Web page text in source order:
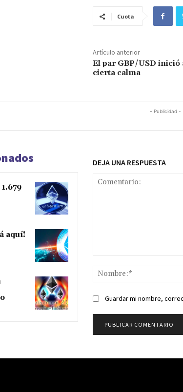
Cuota
Artículo anterior
El par GBP/USD inició
cierta calma
- Publicidad -
aquí!
DEJA UNA RESPUESTA
Guardar mi nombre,